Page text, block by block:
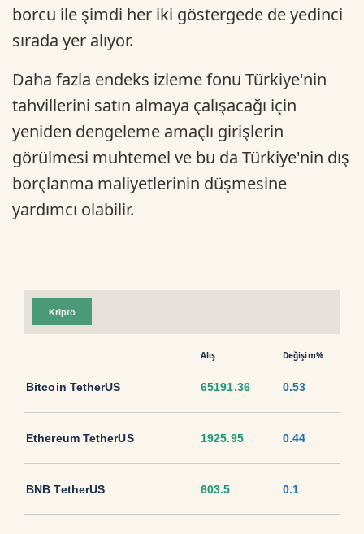
borcu ile şimdi her iki göstergede de yedinci
sırada yer alıyor.
Daha fazla endeks izleme fonu Türkiye'nin
tahvillerini satın almaya çalışacağı için
yeniden dengeleme amaçlı girişlerin
görülmesi muhtemel ve bu da Türkiye'nin dış
borçlanma maliyetlerinin düşmesine
yardımcı olabilir.
Kripto
Alış Değişim%
Bitcoin TetherUS 65191.36 0.53
Ethereum TetherUS 1925.95 0.44
BNB TetherUS 603.5 0.1